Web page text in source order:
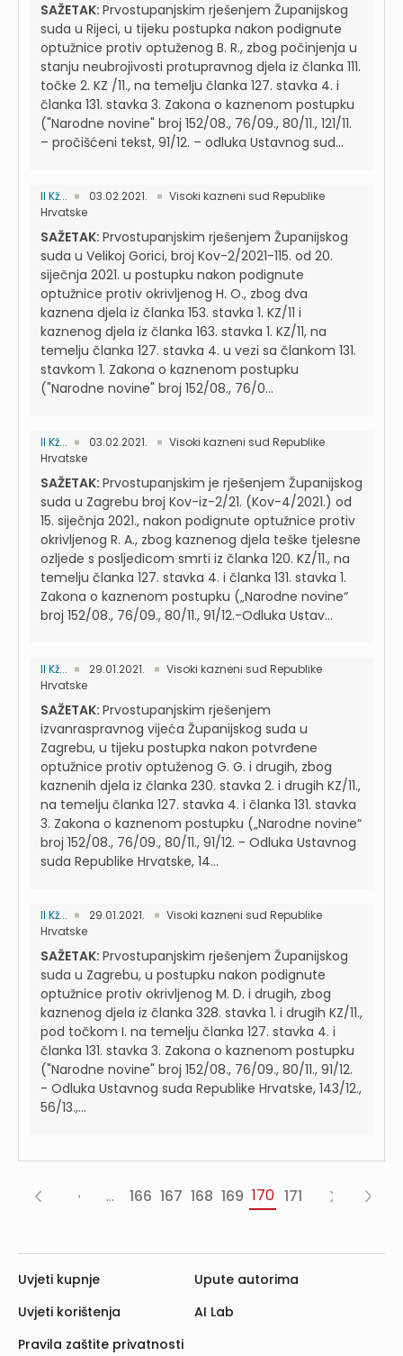
SAŽETAK: Prvostupanjskim rješenjem Županijskog
suda u Rijeci, u tijeku postupka nakon podignute
optužnice protiv optuženog B. R., zbog počinjenja u
stanju neubrojivosti protupravnog djela iz članka 111.
točke 2. KZ /11., na temelju članka 127. stavka 4. i
članka 131. stavka 3. Zakona o kaznenom postupku
("Narodne novine" broj 152/08., 76/09., 80/11., 121/11.
– pročišćeni tekst, 91/12. – odluka Ustavnog sud...
II Kž... 03.02.2021.
Visoki kazneni sud Republike
Hrvatske
SAŽETAK: Prvostupanjskim rješenjem Županijskog
suda u Velikoj Gorici, broj Kov-2/2021-115. od 20.
siječnja 2021. u postupku nakon podignute
optužnice protiv okrivljenog H. O., zbog dva
kaznena djela iz članka 153. stavka 1. KZ/11 i
kaznenog djela iz članka 163. stavka 1. KZ/11, na
temelju članka 127. stavka 4. u vezi sa člankom 131.
stavkom 1. Zakona o kaznenom postupku
("Narodne novine" broj 152/08., 76/0...
II Kž... 03.02.2021.
Visoki kazneni sud Republike
Hrvatske
SAŽETAK: Prvostupanjskim je rješenjem Županijskog
suda u Zagrebu broj Kov-iz-2/21. (Kov-4/2021.) od
15. siječnja 2021., nakon podignute optužnice protiv
okrivljenog R. A., zbog kaznenog djela teške tjelesne
ozljede s posljedicom smrti iz članka 120. KZ/11., na
temelju članka 127. stavka 4. i članka 131. stavka 1.
Zakona o kaznenom postupku („Narodne novine“
broj 152/08., 76/09., 80/11., 91/12.-Odluka Ustav...
II Kž... 29.01.2021.
Visoki kazneni sud Republike
Hrvatske
SAŽETAK: Prvostupanjskim rješenjem
izvanraspravnog vijeća Županijskog suda u
Zagrebu, u tijeku postupka nakon potvrđene
optužnice protiv optuženog G. G. i drugih, zbog
kaznenih djela iz članka 230. stavka 2. i drugih KZ/11.,
na temelju članka 127. stavka 4. i članka 131. stavka
3. Zakona o kaznenom postupku („Narodne novine“
broj 152/08., 76/09., 80/11., 91/12. - Odluka Ustavnog
suda Republike Hrvatske, 14...
II Kž... 29.01.2021.
Visoki kazneni sud Republike
Hrvatske
SAŽETAK: Prvostupanjskim rješenjem Županijskog
suda u Zagrebu, u postupku nakon podignute
optužnice protiv okrivljenog M. D. i drugih, zbog
kaznenog djela iz članka 328. stavka 1. i drugih KZ/11.,
pod točkom I. na temelju članka 127. stavka 4. i
članka 131. stavka 3. Zakona o kaznenom postupku
("Narodne novine" broj 152/08., 76/09., 80/11., 91/12.
- Odluka Ustavnog suda Republike Hrvatske, 143/12.,
56/13.,...
... 166 167 168 169 170 171
Sljedeća
Uvjeti kupnje
Uvjeti korištenja
Pravila zaštite privatnosti
Upute autorima
AI Lab